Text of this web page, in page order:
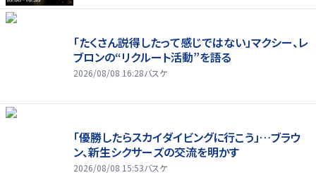
「たくさん説得したって感じではない」マクシー、レ
ブロンの“リクルート活動”を語る
2026/08/08 16:28バスケ
「優勝したらスカイダイビングに行こう」…ブラウ
ン、新生シクサーズの交流を明かす
2026/08/08 15:53バスケ